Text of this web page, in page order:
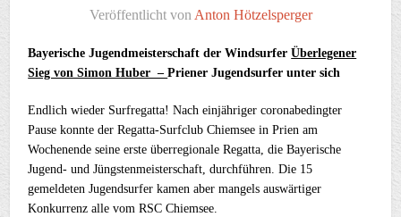
Veröffentlicht von Anton Hötzelsperger
Bayerische Jugendmeisterschaft der WindsurferÜberlegener
Sieg von Simon Huber –Priener Jugendsurfer unter sich
Endlich wieder Surfregatta! Nach einjähriger coronabedingter
Pause konnte der Regatta-Surfclub Chiemsee in Prien am
Wochenende seine erste überregionale Regatta, die Bayerische
Jugend- und Jüngstenmeisterschaft, durchführen. Die 15
gemeldeten Jugendsurfer kamen aber mangels auswärtiger
Konkurrenz alle vom RSC Chiemsee.